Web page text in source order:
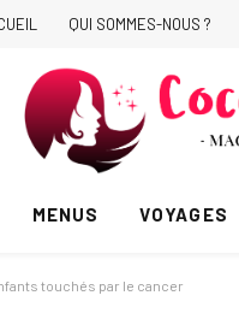
QUI SOMMES-NOUS ?
MENUS VOYAGES
touchés par le cancer